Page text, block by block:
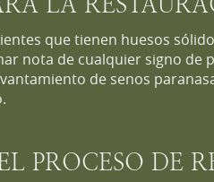
que tienen huesos
nota de cualquier signo de
de senos
PROCESO DE